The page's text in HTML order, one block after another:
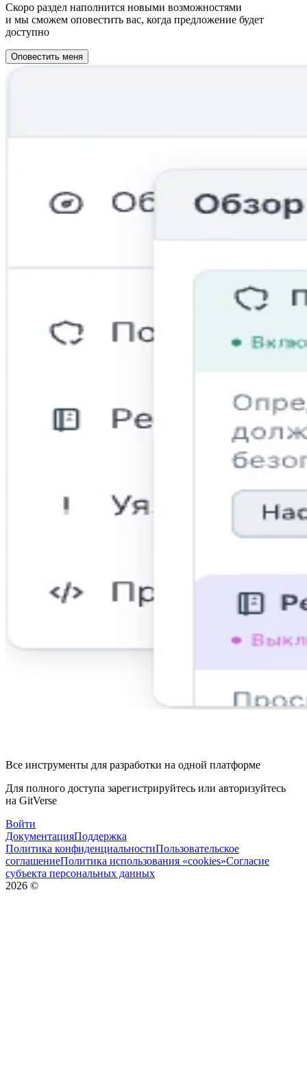
Скоро раздел наполнится новыми возможностями
и мы сможем оповестить вас, когда предложение будет
доступно
Оповестить меня
Все инструменты для разработки на одной платформе
Для полного доступа зарегистрируйтесь или авторизуйтесь
на GitVerse
Войти
ДокументацияПоддержка
Политика конфиденциальностиПользовательское
соглашениеПолитика использования «cookies»Согласие
субъекта персональных данных
2026 ©